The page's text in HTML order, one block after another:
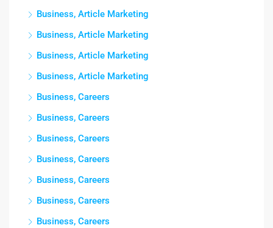
Business, Article Marketing
Business, Article Marketing
Business, Article Marketing
Business, Article Marketing
Business, Careers
Business, Careers
Business, Careers
Business, Careers
Business, Careers
Business, Careers
Business, Careers